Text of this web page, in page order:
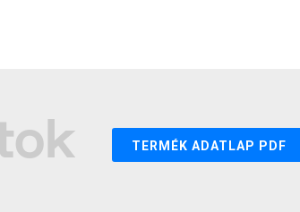
TERMÉK ADATLAP PDF